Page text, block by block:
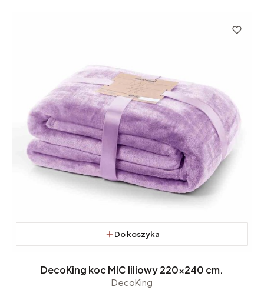
Do koszyka
DecoKing koc MIC liliowy 220x240 cm.
DecoKing